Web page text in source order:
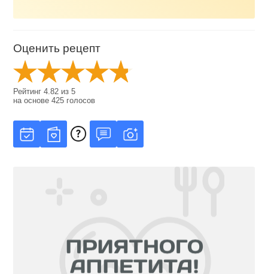
Оценить рецепт
Рейтинг4.82 из5
на основе425 голосов